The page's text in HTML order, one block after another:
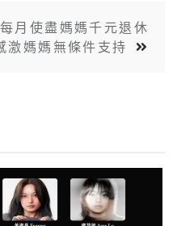
月使盡媽媽千元退休
激媽媽無條件支持